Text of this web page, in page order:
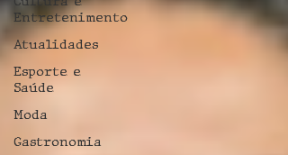
Entretenimento
Atualidades
Esporte e
Saúde
Moda
Gastronomia